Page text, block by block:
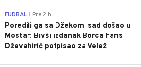
FUDBAL Pre 2 h
Poredili ga sa Džekom, sad došao u
Mostar: Bivši izdanak Borca Faris
Dževahirić potpisao za Velež